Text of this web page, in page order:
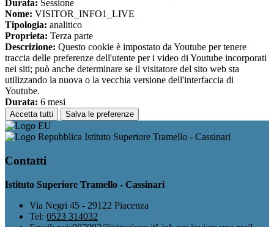
Durata: Sessione
Nome: VISITOR_INFO1_LIVE
Tipologia: analitico
Proprieta: Terza parte
Descrizione: Questo cookie è impostato da Youtube per tenere
traccia delle preferenze dell'utente per i video di Youtube incorporati
nei siti; può anche determinare se il visitatore del sito web sta
utilizzando la nuova o la vecchia versione dell'interfaccia di
Youtube.
Durata: 6 mesi
Accetta tutti Salva le preferenze
Istituto Superiore Tramello - Cassinari
Contatti
Istituto Superiore Tramello - Cassinari
Via Negri 45 - 29122 Piacenza
Tel: 0523 314032